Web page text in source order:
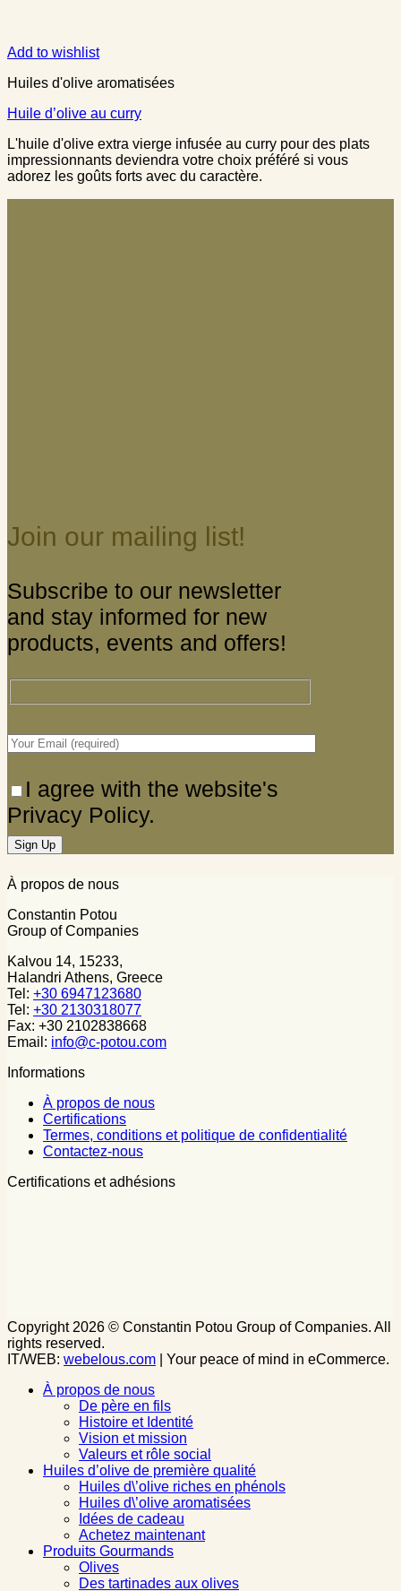
Add to wishlist
Huiles d'olive aromatisées
Huile d’olive au curry
L'huile d'olive extra vierge infusée au curry pour des plats
impressionnants deviendra votre choix préféré si vous
adorez les goûts forts avec du caractère.
Join our mailing list!
Subscribe to our newsletter
and stay informed for new
products, events and offers!
I agree with the website's
Privacy Policy.
À propos de nous
Constantin Potou
Group of Companies
Kalvou 14, 15233,
Halandri Athens, Greece
Tel: +30 6947123680
Tel: +30 2130318077
Fax: +30 2102838668
Email: info@c-potou.com
Informations
À propos de nous
Certifications
Termes, conditions et politique de confidentialité
Contactez-nous
Certifications et adhésions
Copyright 2026 © Constantin Potou Group of Companies. All
rights reserved.
IT/WEB: webelous.com | Your peace of mind in eCommerce.
À propos de nous
De père en fils
Histoire et Identité
Vision et mission
Valeurs et rôle social
Huiles d’olive de première qualité
Huiles d\’olive riches en phénols
Huiles d\’olive aromatisées
Idées de cadeau
Achetez maintenant
Produits Gourmands
Olives
Des tartinades aux olives